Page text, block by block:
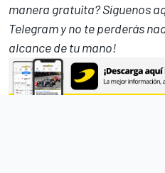
manera gratuita? Síguenos
Telegramy no te perderás
alcance de tu mano!